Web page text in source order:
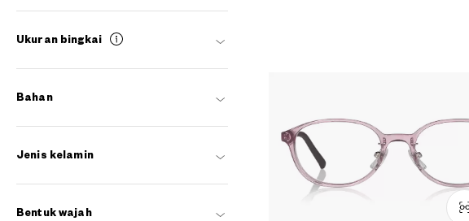
Ukuran bingkai
Bahan
Jenis kelamin
Bentuk wajah